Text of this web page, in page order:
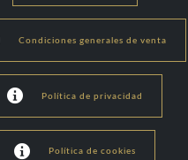
Condiciones generales de venta
 Política de privacidad
 Política de cookies